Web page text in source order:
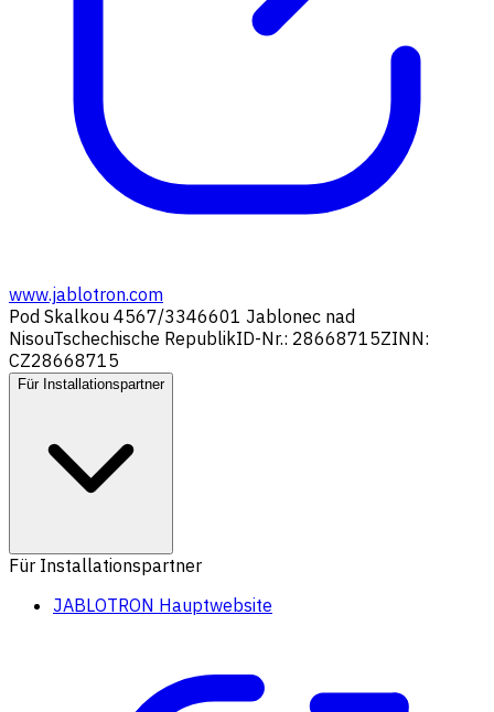
www.jablotron.com
Pod Skalkou 4567/3346601 Jablonec nad
NisouTschechische RepublikID-Nr.: 28668715ZINN:
CZ28668715
Für Installationspartner
Für Installationspartner
JABLOTRON Hauptwebsite